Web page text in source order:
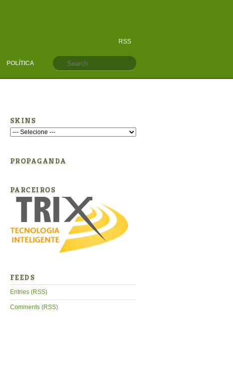
RSS
POLÍTICA
SKINS
PROPAGANDA
PARCEIROS
FEEDS
Entries (RSS)
Comments (RSS)